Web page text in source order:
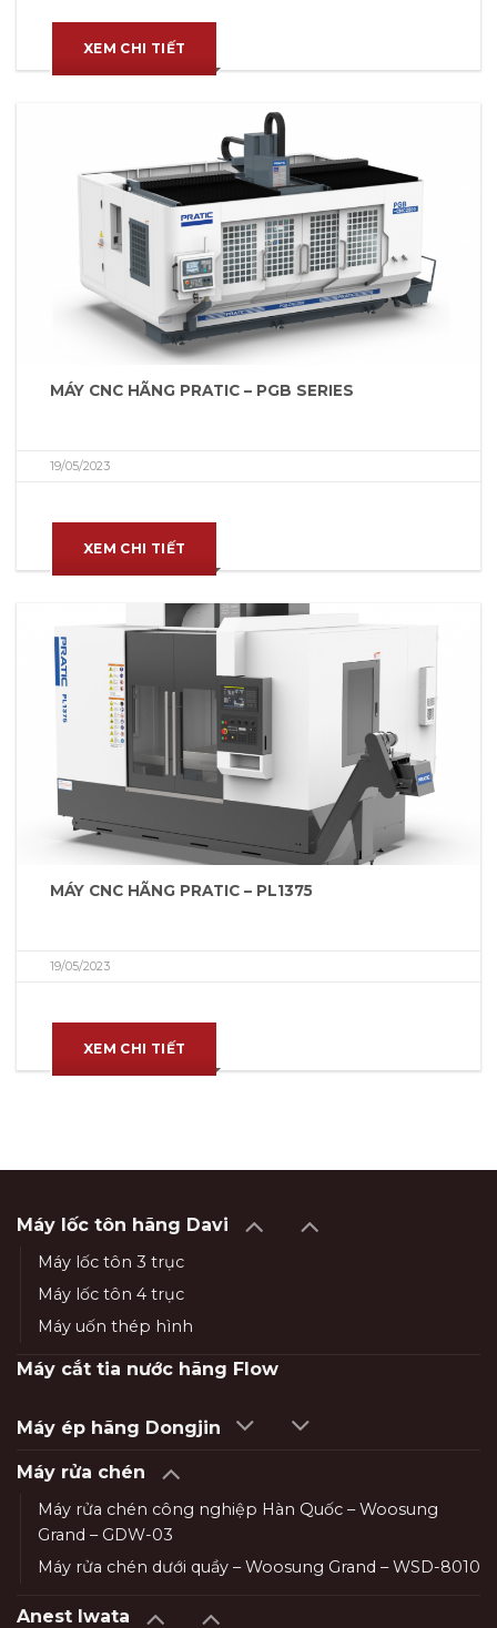
XEM CHI TIẾT
MÁY CNC HÃNG PRATIC – PGB SERIES
19/05/2023
XEM CHI TIẾT
MÁY CNC HÃNG PRATIC – PL1375
19/05/2023
XEM CHI TIẾT
Máy lốc tôn hãng Davi
Máy lốc tôn 3 trục
Máy lốc tôn 4 trục
Máy uốn thép hình
Máy cắt tia nước hãng Flow
Máy ép hãng Dongjin
Máy rửa chén
Máy rửa chén công nghiệp Hàn Quốc – Woosung
Grand – GDW-03
Máy rửa chén dưới quầy – Woosung Grand – WSD-8010
Anest Iwata